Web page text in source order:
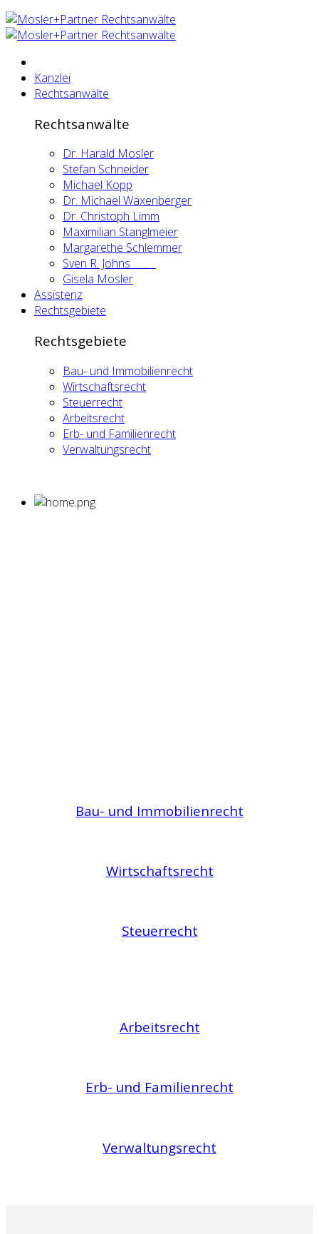
Kanzlei
Rechtsanwälte
Rechtsanwälte
Dr. Harald Mosler
Stefan Schneider
Michael Kopp
Dr. Michael Waxenberger
Dr. Christoph Limm
Maximilian Stanglmeier
Margarethe Schlemmer
Sven R. Johns
Gisela Mosler
Assistenz
Rechtsgebiete
Rechtsgebiete
Bau- und Immobilienrecht
Wirtschaftsrecht
Steuerrecht
Arbeitsrecht
Erb- und Familienrecht
Verwaltungsrecht
Bau- und Immobilienrecht
Wirtschaftsrecht
Steuerrecht
Arbeitsrecht
Erb- und Familienrecht
Verwaltungsrecht